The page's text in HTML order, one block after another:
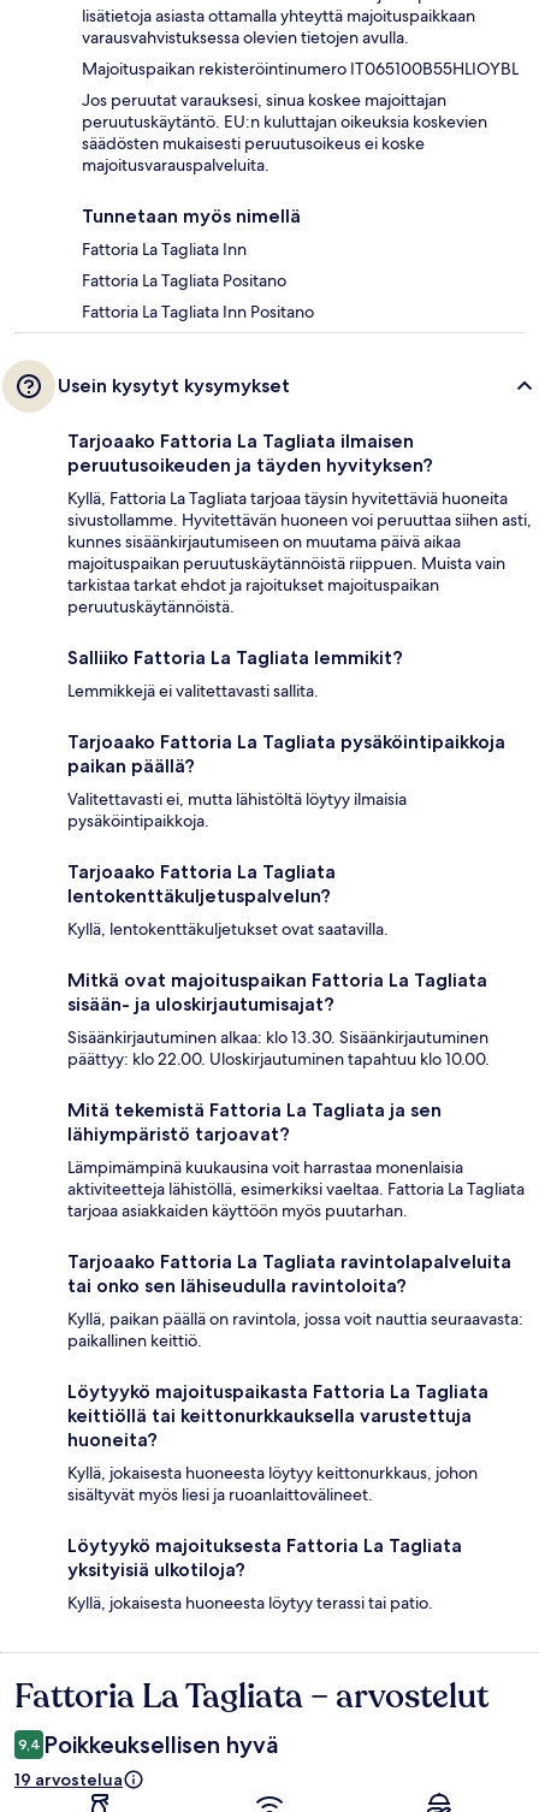
lisätietoja asiasta ottamalla yhteyttä majoituspaikkaan
varausvahvistuksessa olevien tietojen avulla.
Majoituspaikan rekisteröintinumero IT065100B55HLIOYBL
Jos peruutat varauksesi, sinua koskee majoittajan
peruutuskäytäntö. EU:n kuluttajan oikeuksia koskevien
säädösten mukaisesti peruutusoikeus ei koske
majoitusvarauspalveluita.
Tunnetaan myös nimellä
Fattoria La Tagliata Inn
Fattoria La Tagliata Positano
Fattoria La Tagliata Inn Positano
Usein kysytyt kysymykset
Tarjoaako Fattoria La Tagliata ilmaisen
peruutusoikeuden ja täyden hyvityksen?
Kyllä, Fattoria La Tagliata tarjoaa täysin hyvitettäviä huoneita
sivustollamme. Hyvitettävän huoneen voi peruuttaa siihen asti,
kunnes sisäänkirjautumiseen on muutama päivä aikaa
majoituspaikan peruutuskäytännöistä riippuen. Muista vain
tarkistaa tarkat ehdot ja rajoitukset majoituspaikan
peruutuskäytännöistä.
Salliiko Fattoria La Tagliata lemmikit?
Lemmikkejä ei valitettavasti sallita.
Tarjoaako Fattoria La Tagliata pysäköintipaikkoja
paikan päällä?
Valitettavasti ei, mutta lähistöltä löytyy ilmaisia
pysäköintipaikkoja.
Tarjoaako Fattoria La Tagliata
lentokenttäkuljetuspalvelun?
Kyllä, lentokenttäkuljetukset ovat saatavilla.
Mitkä ovat majoituspaikan Fattoria La Tagliata
sisään- ja uloskirjautumisajat?
Sisäänkirjautuminen alkaa: klo 13.30. Sisäänkirjautuminen
päättyy: klo 22.00. Uloskirjautuminen tapahtuu klo 10.00.
Mitä tekemistä Fattoria La Tagliata ja sen
lähiympäristö tarjoavat?
Lämpimämpinä kuukausina voit harrastaa monenlaisia
aktiviteetteja lähistöllä, esimerkiksi vaeltaa. Fattoria La Tagliata
tarjoaa asiakkaiden käyttöön myös puutarhan.
Tarjoaako Fattoria La Tagliata ravintolapalveluita
tai onko sen lähiseudulla ravintoloita?
Kyllä, paikan päällä on ravintola, jossa voit nauttia seuraavasta:
paikallinen keittiö.
Löytyykö majoituspaikasta Fattoria La Tagliata
keittiöllä tai keittonurkkauksella varustettuja
huoneita?
Kyllä, jokaisesta huoneesta löytyy keittonurkkaus, johon
sisältyvät myös liesi ja ruoanlaittovälineet.
Löytyykö majoituksesta Fattoria La Tagliata
yksityisiä ulkotiloja?
Kyllä, jokaisesta huoneesta löytyy terassi tai patio.
Arvostelut
Fattoria La Tagliata – arvostelut
9,4 Poikkeuksellisen hyvä
19 arvostelua